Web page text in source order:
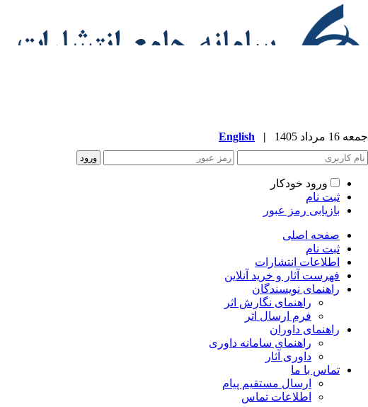
جمعه 16 مرداد 1405 |
English
ورود خودکار
ثبت نام
بازیابی رمز عبور
صفحه اصلی
ثبت نام
اطلاعات انتشارات
فهرست آثار و خرید آنلاین
راهنمای نویسندگان
راهنمای نگارش اثر
فرم ارسال اثر
راهنمای داوران
راهنمای سامانه داوری
داوری آثار
تماس با ما
ارسال مستقیم پیام
اطلاعات تماس